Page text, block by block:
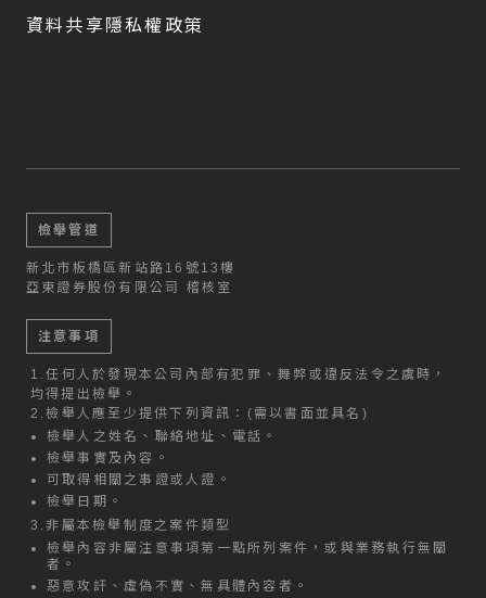
資料共享隱私權政策
檢舉管道
新北市板橋區新站路16號13樓
亞東證券股份有限公司 稽核室
注意事項
1.任何人於發現本公司內部有犯罪、舞弊或違反法令之虞時，
均得提出檢舉。
2.檢舉人應至少提供下列資訊：(需以書面並具名)
檢舉人之姓名、聯絡地址、電話。
檢舉事實及內容。
可取得相關之事證或人證。
檢舉日期。
3.非屬本檢舉制度之案件類型
檢舉內容非屬注意事項第一點所列案件，或與業務執行無關
者。
惡意攻訐、虛偽不實、無具體內容者。